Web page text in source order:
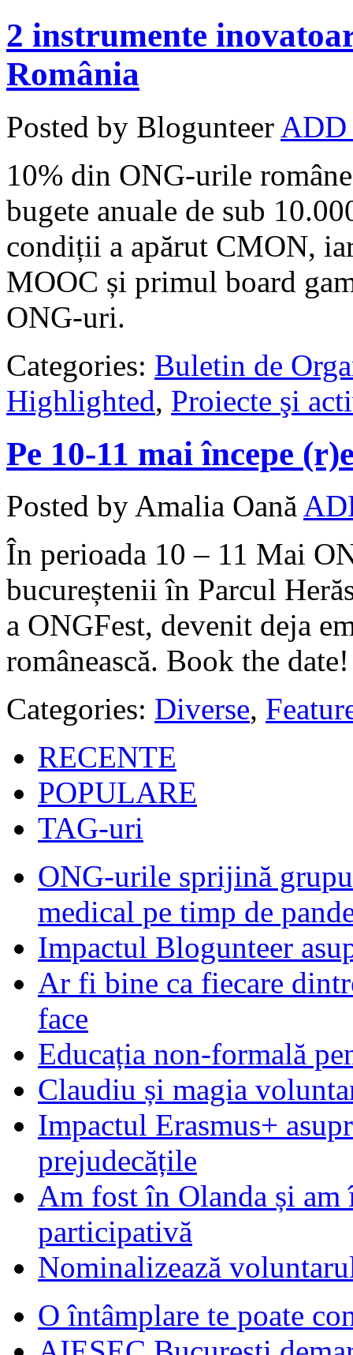
2 instrumente
România
Posted by Blogunteer
10% din ONG-urile
bugete anuale de sub
condiții a apărut CMON,
MOOC și primul board
ONG-uri.
Categories: Buletin de
Highlighted, Proiecte şi
Pe 10-11 mai începe
Posted by Amalia Oană
În perioada 10 – 11 Mai
bucureștenii în Parcul
a ONGFest, devenit deja
românească. Book the date!
Categories: Diverse,
RECENTE
POPULARE
TAG-uri
ONG-urile sprijină
medical pe timp de
Impactul Blogunteer
Ar fi bine ca fiecare
face
Educația non-formală
Claudiu și magia
Impactul Erasmus+
prejudecățile
Am fost în Olanda și am
participativă
Nominalizează
O întâmplare te poate